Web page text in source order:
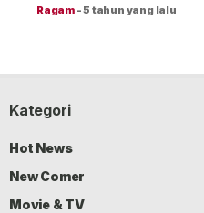
Ragam -5 tahun yang lalu
Kategori
Hot News
New Comer
Movie & TV